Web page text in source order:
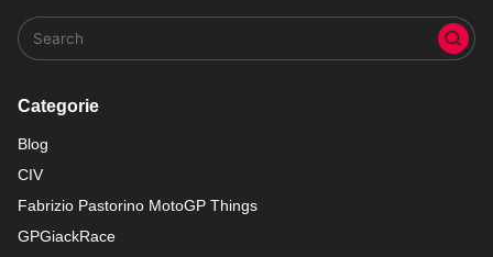
Categorie
Blog
CIV
Fabrizio Pastorino MotoGP Things
GPGiackRace